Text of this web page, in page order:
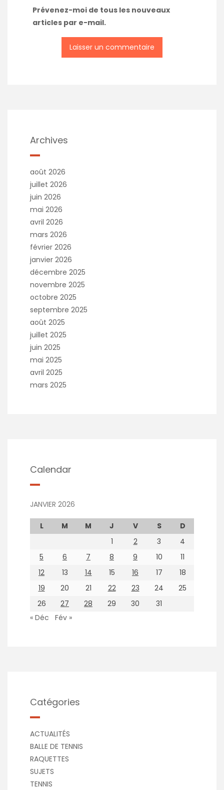
Prévenez-moi de tous les nouveaux
articles par e-mail.
Archives
août 2026
juillet 2026
juin 2026
mai 2026
avril 2026
mars 2026
février 2026
janvier 2026
décembre 2025
novembre 2025
octobre 2025
septembre 2025
août 2025
juillet 2025
juin 2025
mai 2025
avril 2025
mars 2025
Calendar
JANVIER 2026
L M M J V S
D
1
2 3
4
5
6 7 8 9 10
11
12
13 14 15 16 17
18
19
20 21 22 23 24
25
26
27 28 29 30
31
« Déc
Fév »
Catégories
ACTUALITÉS
BALLE DE TENNIS
RAQUETTES
SUJETS
TENNIS